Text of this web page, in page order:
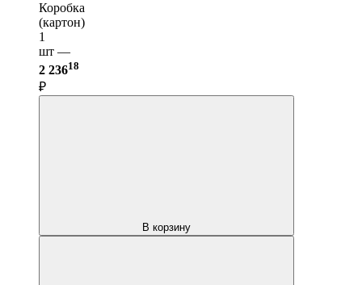
Коробка
(картон)
1
шт —
2 23618
₽
В корзину